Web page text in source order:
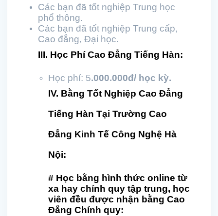
Các bạn đã tốt nghiệp Trung học
phổ thông.
Các bạn đã tốt nghiệp Trung cấp,
Cao đẳng, Đại học.
III. Học Phí Cao Đẳng Tiếng Hàn:
Học phí: 5.000.000đ/ học kỳ.
IV. Bằng Tốt Nghiệp Cao Đẳng
Tiếng Hàn Tại Trường Cao
Đẳng Kinh Tế Công Nghệ Hà
Nội:
# Học bằng hình thức online từ
xa hay chính quy tập trung, học
viên đều được nhận bằng Cao
Đẳng Chính quy: